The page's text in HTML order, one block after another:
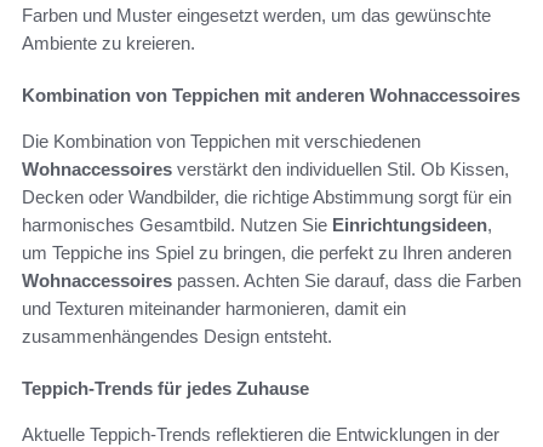
Farben und Muster eingesetzt werden, um das gewünschte
Ambiente zu kreieren.
Kombination von Teppichen mit anderen Wohnaccessoires
Die Kombination von Teppichen mit verschiedenen
Wohnaccessoires verstärkt den individuellen Stil. Ob Kissen,
Decken oder Wandbilder, die richtige Abstimmung sorgt für ein
harmonisches Gesamtbild. Nutzen Sie Einrichtungsideen,
um Teppiche ins Spiel zu bringen, die perfekt zu Ihren anderen
Wohnaccessoires passen. Achten Sie darauf, dass die Farben
und Texturen miteinander harmonieren, damit ein
zusammenhängendes Design entsteht.
Teppich-Trends für jedes Zuhause
Aktuelle Teppich-Trends reflektieren die Entwicklungen in der